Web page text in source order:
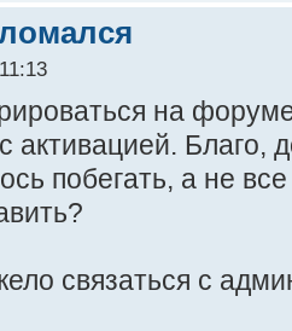
на
активацией. Благо,
побегать, а не
связаться с